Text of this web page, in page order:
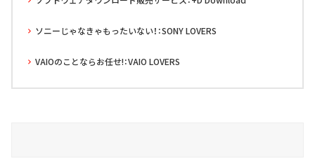
ソニーじゃなきゃもったいない！：SONY LOVERS
VAIOのことならお任せ!：VAIO LOVERS